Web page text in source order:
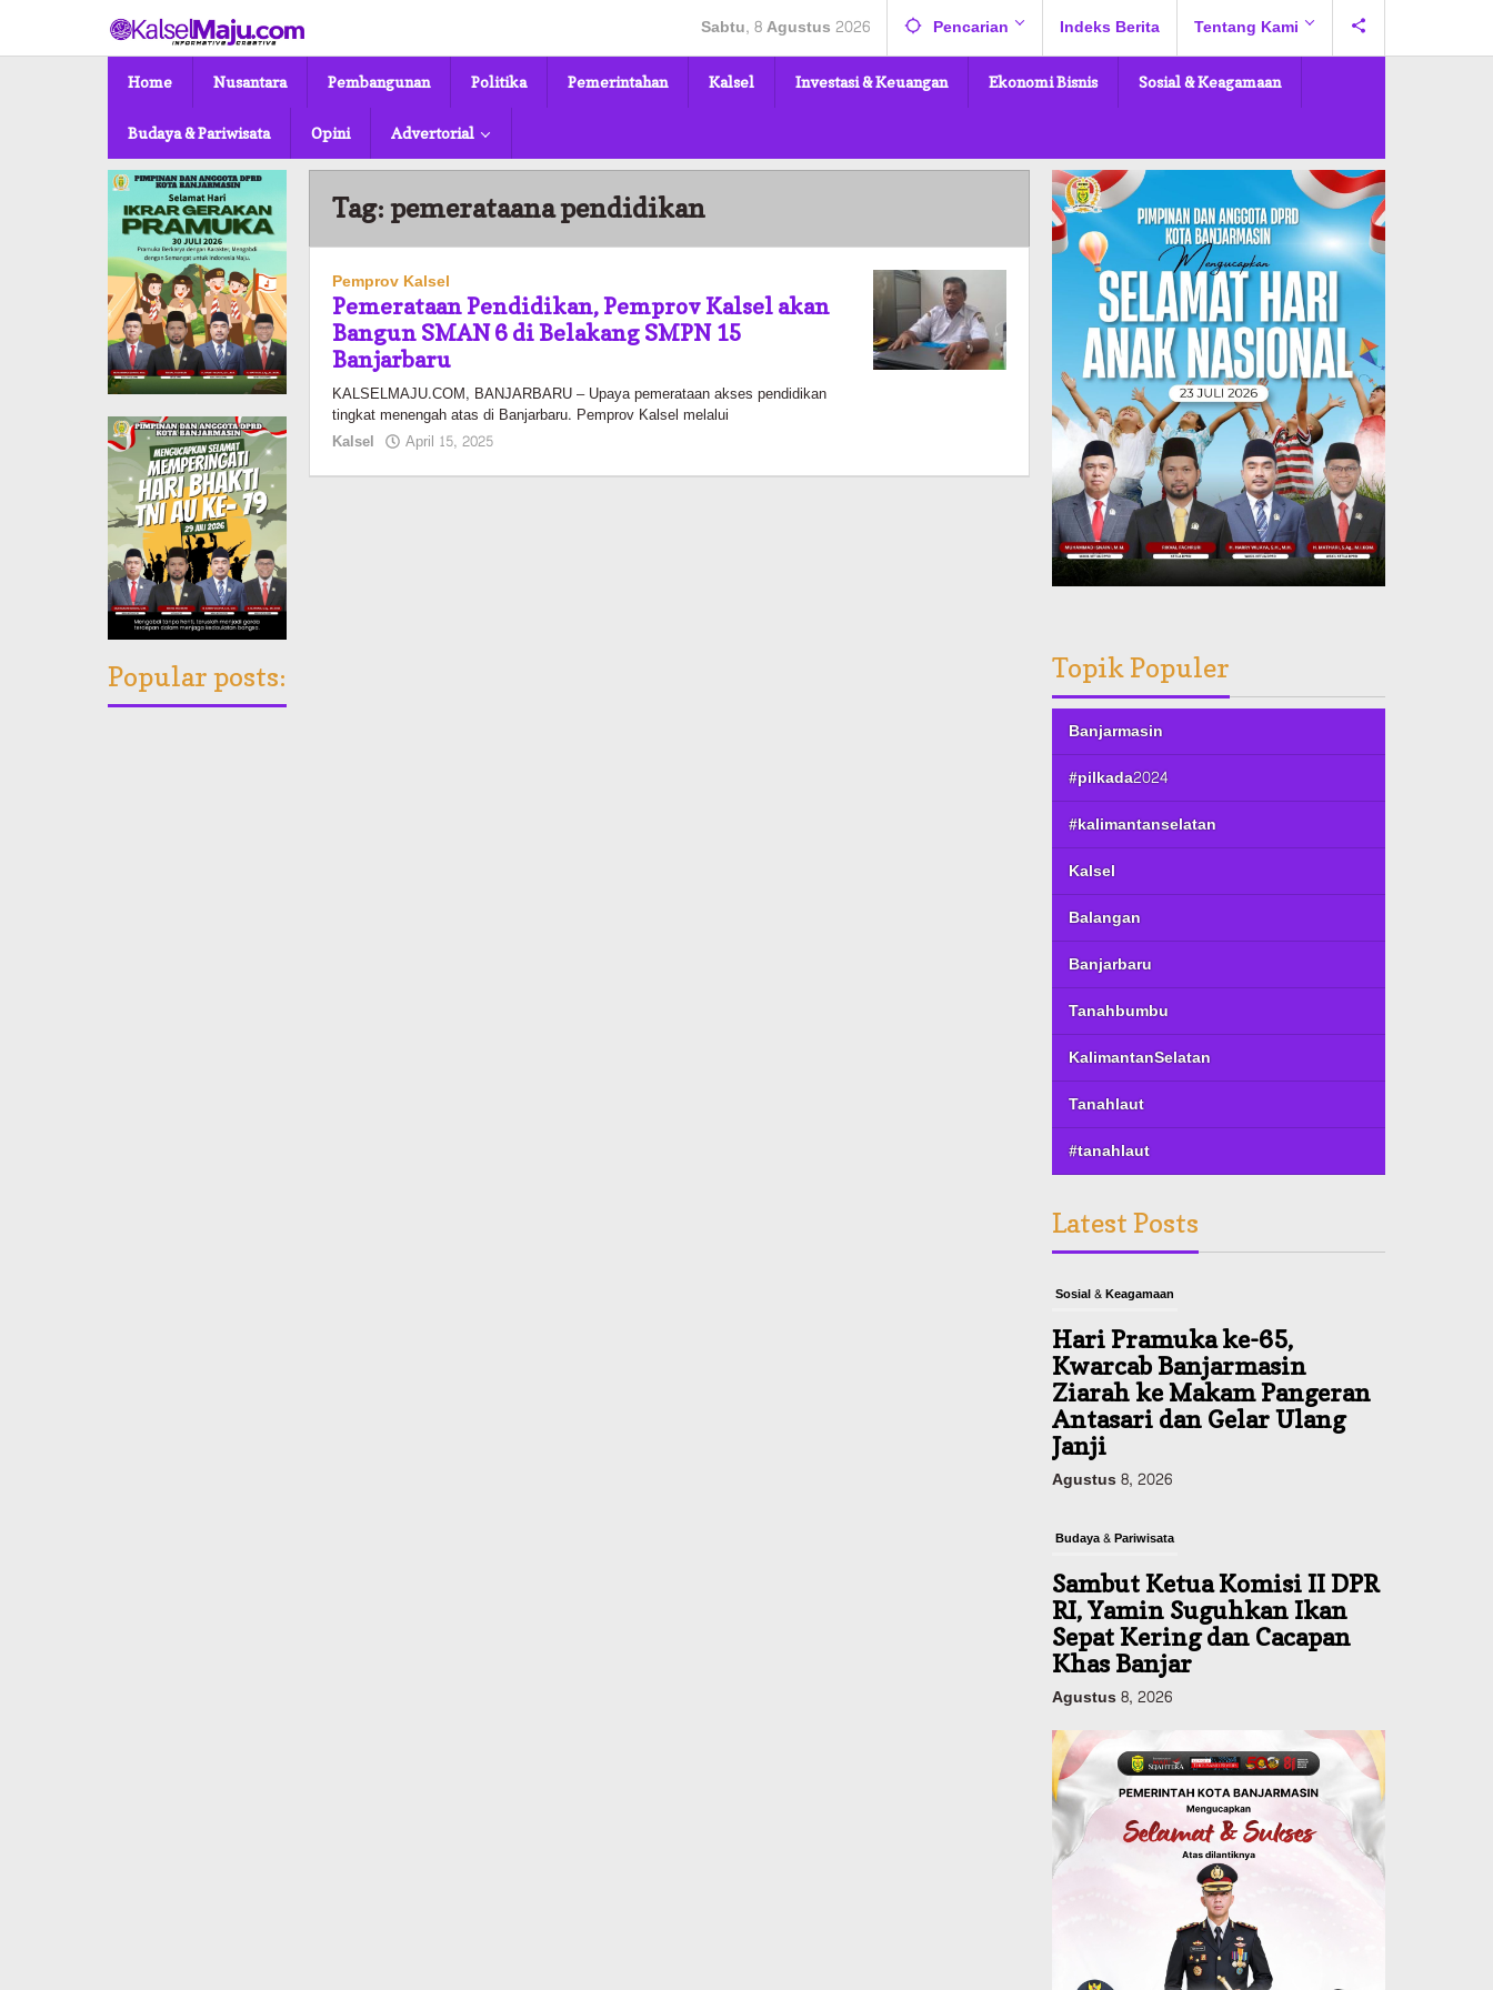
konten
Sabtu, 8 Agustus 2026 Pencarian Indeks Berita Tentang Kami
Home Nusantara Pembangunan Politika Pemerintahan Kalsel Investasi & Keuangan Ekonomi Bisnis Sosial & Keagamaan
Budaya & Pariwisata Opini Advertorial
Popular posts:
Tag:pemerataana pendidikan
Pemprov Kalsel
Pemerataan Pendidikan, Pemprov Kalsel akan
Bangun SMAN 6 di Belakang SMPN 15
Banjarbaru
KALSELMAJU.COM, BANJARBARU – Upaya pemerataan akses pendidikan
tingkat menengah atas di Banjarbaru. Pemprov Kalsel melalui
Kalsel
April 15, 2025
Topik Populer
Banjarmasin
#pilkada2024
#kalimantanselatan
Kalsel
Balangan
Banjarbaru
Tanahbumbu
KalimantanSelatan
Tanahlaut
#tanahlaut
Latest Posts
Sosial & Keagamaan
Hari Pramuka ke-65,
Kwarcab Banjarmasin
Ziarah ke Makam Pangeran
Antasari dan Gelar Ulang
Janji
Agustus 8, 2026
Budaya & Pariwisata
Sambut Ketua Komisi II DPR
RI, Yamin Suguhkan Ikan
Sepat Kering dan Cacapan
Khas Banjar
Agustus 8, 2026
Pemerintahan Sosial & Keagamaan
Banjarmasin Pilot Project
Perlinsos Digital, Target 30
Persen IKD Masih Jauh,
Komisi II DPR Turun
Agustus 7, 2026